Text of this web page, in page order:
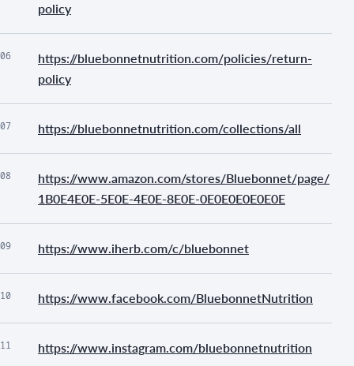
policy
06
https://bluebonnetnutrition.com/policies/return-
policy
07 https://bluebonnetnutrition.com/collections/all
08
https://www.amazon.com/stores/Bluebonnet/page/
1B0E4E0E-5E0E-4E0E-8E0E-0E0E0E0E0E0E
09 https://www.iherb.com/c/bluebonnet
10 https://www.facebook.com/BluebonnetNutrition
11 https://www.instagram.com/bluebonnetnutrition